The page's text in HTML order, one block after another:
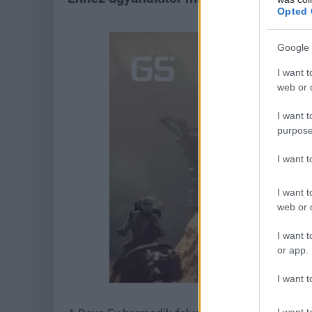
Opted
Google
I want
web or
I want
I want
I want
web or
I want
or app.
I want
Unmute